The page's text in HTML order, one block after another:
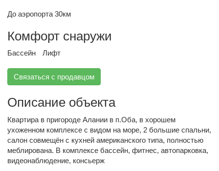
До аэропорта 30км
Комфорт снаружи
Бассейн Лифт
Связаться с продавцом
Описание объекта
Квартира в пригороде Алании в п.Оба, в хорошем
ухоженном комплексе с видом на море, 2 большие спальни,
салон совмещён с кухней американского типа, полностью
меблирована. В комплексе бассейн, фитнес, автопарковка,
видеонаблюдение, консьерж